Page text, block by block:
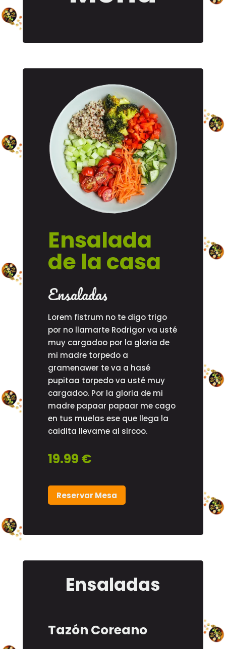
Ensalada
de la casa
Ensaladas
Lorem fistrum no te digo trigo
por no llamarte Rodrigor va usté
muy cargadoo por la gloria de
mi madre torpedo a
gramenawer te va a hasé
pupitaa torpedo va usté muy
cargadoo. Por la gloria de mi
madre papaar papaar me cago
en tus muelas ese que llega la
caidita llevame al sircoo.
19.99 €
Reservar Mesa
Ensaladas
Tazón Coreano